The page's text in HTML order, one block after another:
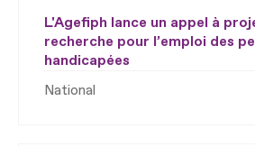
L'Agefiph lance un appel à
recherche pour l’emploi des
handicapées
National